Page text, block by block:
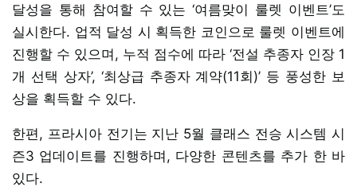
달성을 통해 참여할 수 있는 ‘여름맞이 룰렛 이벤트’도
실시한다. 업적 달성 시 획득한 코인으로 룰렛 이벤트에
진행할 수 있으며, 누적 점수에 따라 ‘전설 추종자 인장 1
개 선택 상자’, ‘최상급 추종자 계약(11회)’ 등 풍성한 보
상을 획득할 수 있다.
한편, 프라시아 전기는 지난 5월 클래스 전승 시스템 시
즌3 업데이트를 진행하며, 다양한 콘텐츠를 추가 한 바
있다.